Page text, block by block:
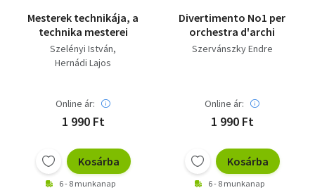
Mesterek technikája, a
technika mesterei
Szelényi István
Hernádi Lajos
Online ár:
1 990 Ft
Kosárba
6 - 8 munkanap
Divertimento No1 per
orchestra d'archi
Szervánszky Endre
Online ár:
1 990 Ft
Kosárba
6 - 8 munkanap